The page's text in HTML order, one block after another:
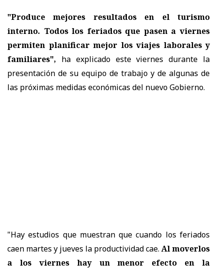
"Produce mejores resultados en el turismo
interno. Todos los feriados que pasen a viernes
permiten planificar mejor los viajes laborales y
familiares", ha explicado este viernes durante la
presentación de su equipo de trabajo y de algunas de
las próximas medidas económicas del nuevo Gobierno.
"Hay estudios que muestran que cuando los feriados
caen martes y jueves la productividad cae. Al moverlos
a los viernes hay un menor efecto en la